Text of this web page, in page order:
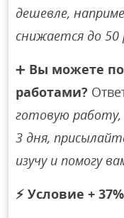
дешевле,
снижается до 50
➕ Вы можете
работами?
готовую работу,
3 дня,
изучу и помогу
⚡ Условие +